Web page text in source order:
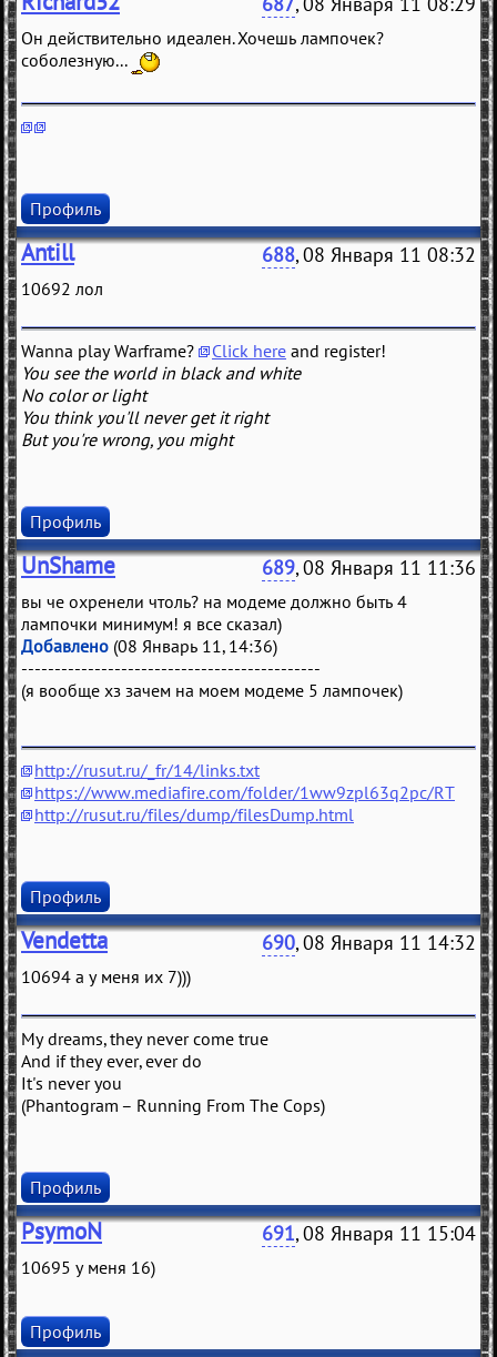
Он действительно идеален. Хочешь лампочек?
соболезную...
Профиль
Antill 688, 08 Января 11 08:32
10692 лол
Wanna play Warframe? Click here and register!
You see the world in black and white
No color or light
You think you'll never get it right
But you're wrong, you might
Профиль
UnShame 689, 08 Января 11 11:36
вы че охренели чтоль? на модеме должно быть 4
лампочки минимум! я все сказал)
Добавлено (08 Январь 11, 14:36)
---------------------------------------------
(я вообще хз зачем на моем модеме 5 лампочек)
http://rusut.ru/_fr/14/links.txt
https://www.mediafire.com/folder/1ww9zpl63q2pc/RT
http://rusut.ru/files/dump/filesDump.html
Профиль
Vendetta 690, 08 Января 11 14:32
10694 а у меня их 7)))
My dreams, they never come true
And if they ever, ever do
It's never you
(Phantogram – Running From The Cops)
Профиль
PsymoN 691, 08 Января 11 15:04
10695 у меня 16)
Профиль